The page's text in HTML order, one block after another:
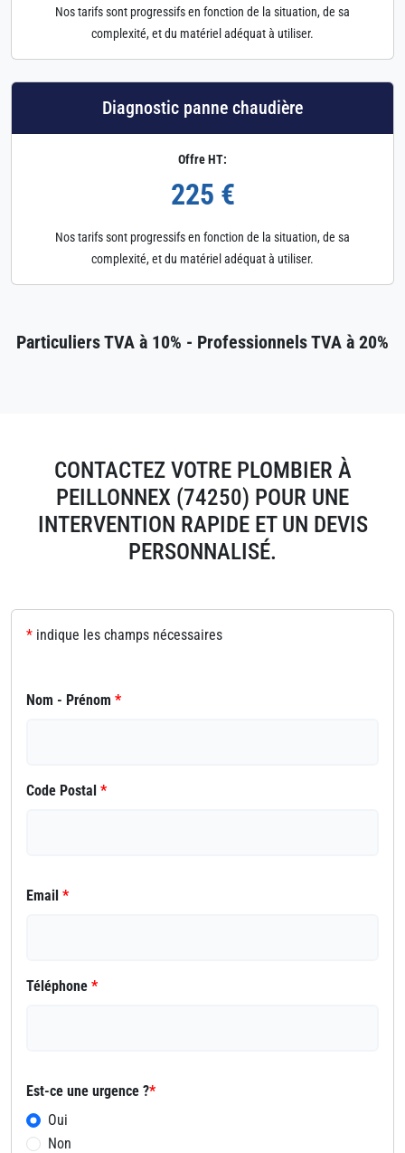
Nos tarifs sont progressifs en fonction de la situation, de sa
complexité, et du matériel adéquat à utiliser.
Diagnostic panne chaudière
Offre HT:
225 €
Nos tarifs sont progressifs en fonction de la situation, de sa
complexité, et du matériel adéquat à utiliser.
Particuliers TVA à 10% - Professionnels TVA à 20%
CONTACTEZ VOTRE PLOMBIER À
PEILLONNEX (74250) POUR UNE
INTERVENTION RAPIDE ET UN DEVIS
PERSONNALISÉ.
* indique les champs nécessaires
Nom - Prénom *
Code Postal *
Email *
Téléphone *
Est-ce une urgence ?*
Oui
Non